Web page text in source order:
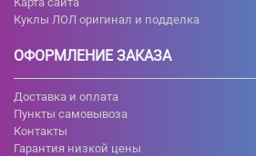
Куклы ЛОЛ оригинал и подделка
ОФОРМЛЕНИЕ ЗАКАЗА
Доставка и оплата
Пункты самовывоза
Контакты
Гарантия низкой цены